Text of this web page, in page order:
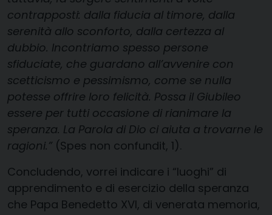
contrapposti: dalla fiducia al timore, dalla
serenità allo sconforto, dalla certezza al
dubbio. Incontriamo spesso persone
sfiduciate, che guardano all’avvenire con
scetticismo e pessimismo, come se nulla
potesse offrire loro felicità. Possa il Giubileo
essere per tutti occasione di rianimare la
speranza. La Parola di Dio ci aiuta a trovarne le
ragioni.” (Spes non confundit, 1).
Concludendo, vorrei indicare i “luoghi” di
apprendimento e di esercizio della speranza
che Papa Benedetto XVI, di venerata memoria,